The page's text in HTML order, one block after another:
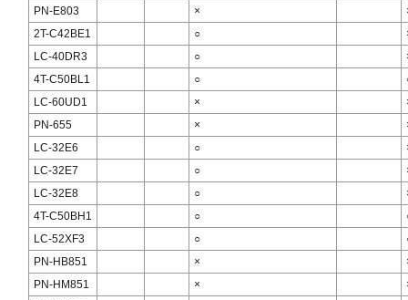
PN-E803
×
2T-C42BE1
○
LC-40DR3
○
4T-C50BL1
○
LC-60UD1
×
PN-655
×
LC-32E6
○
LC-32E7
○
LC-32E8
○
4T-C50BH1
○
LC-52XF3
○
PN-HB851
×
PN-HM851
×